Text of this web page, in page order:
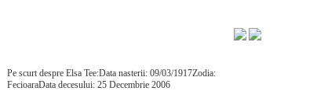
Pe scurt despre Elsa Tee:Data nasterii: 09/03/1917Zodia:
FecioaraData decesului: 25 Decembrie 2006